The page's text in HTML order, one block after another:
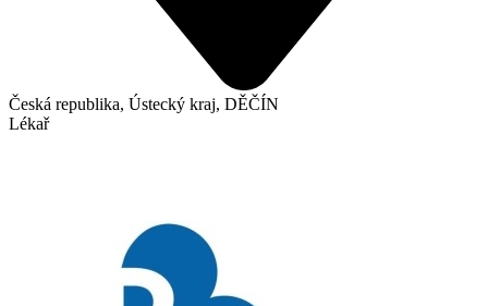
Česká republika, Ústecký kraj, DĚČÍN
Lékař